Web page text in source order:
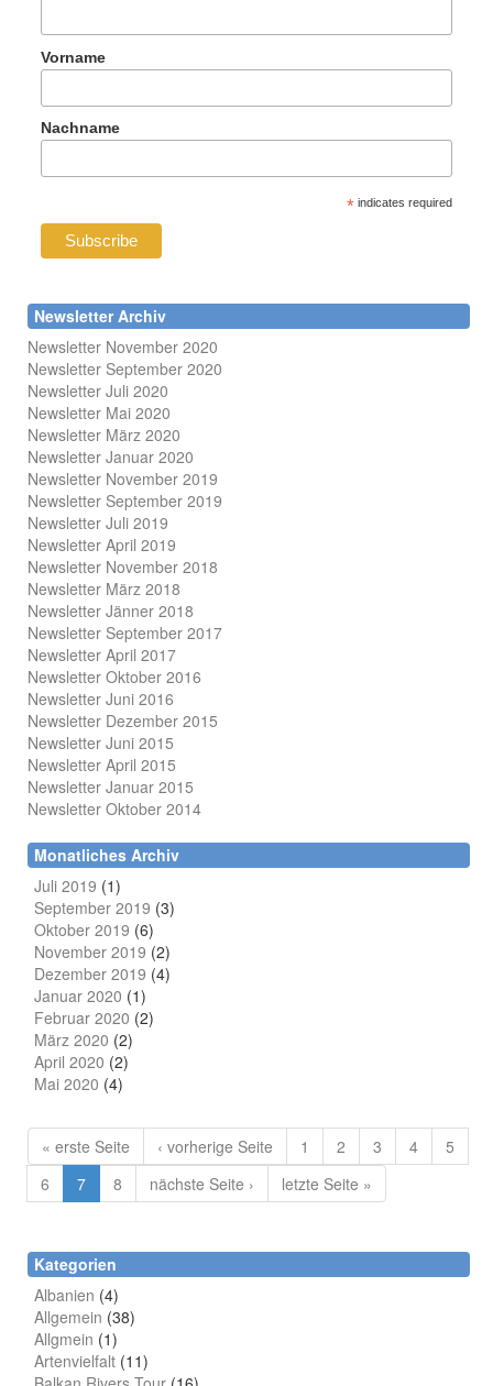
Vorname
Nachname
* indicates required
Newsletter Archiv
Newsletter November 2020
Newsletter September 2020
Newsletter Juli 2020
Newsletter Mai 2020
Newsletter März 2020
Newsletter Januar 2020
Newsletter November 2019
Newsletter September 2019
Newsletter Juli 2019
Newsletter April 2019
Newsletter November 2018
Newsletter März 2018
Newsletter Jänner 2018
Newsletter September 2017
Newsletter April 2017
Newsletter Oktober 2016
Newsletter Juni 2016
Newsletter Dezember 2015
Newsletter Juni 2015
Newsletter April 2015
Newsletter Januar 2015
Newsletter Oktober 2014
Monatliches Archiv
Juli 2019 (1)
September 2019 (3)
Oktober 2019 (6)
November 2019 (2)
Dezember 2019 (4)
Januar 2020 (1)
Februar 2020 (2)
März 2020 (2)
April 2020 (2)
Mai 2020 (4)
« erste Seite ‹ vorherige Seite 1 2 3 4
5
6
7 8 nächste Seite › letzte Seite »
Kategorien
Albanien (4)
Allgemein (38)
Allgmein (1)
Artenvielfalt (11)